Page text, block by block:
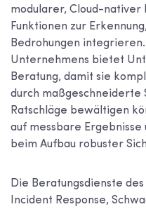
modularer, Cloud-
Funktionen zur
Bedrohungen
Unternehmens bietet
Beratung, damit sie
durch maßgeschneiderte
Ratschläge bewältigen
auf messbare Ergebnisse
beim Aufbau robuster
Die Beratungsdienste
Incident Response,